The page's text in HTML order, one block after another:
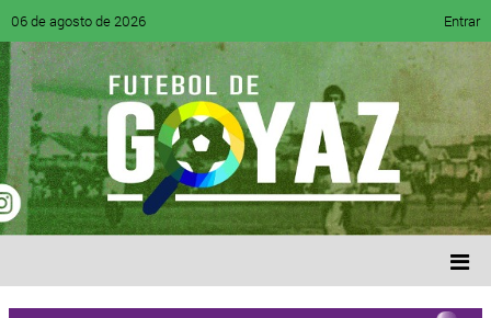
06 de agosto de 2026 Entrar